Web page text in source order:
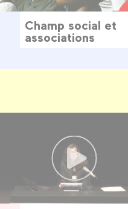
Champ social et
associations